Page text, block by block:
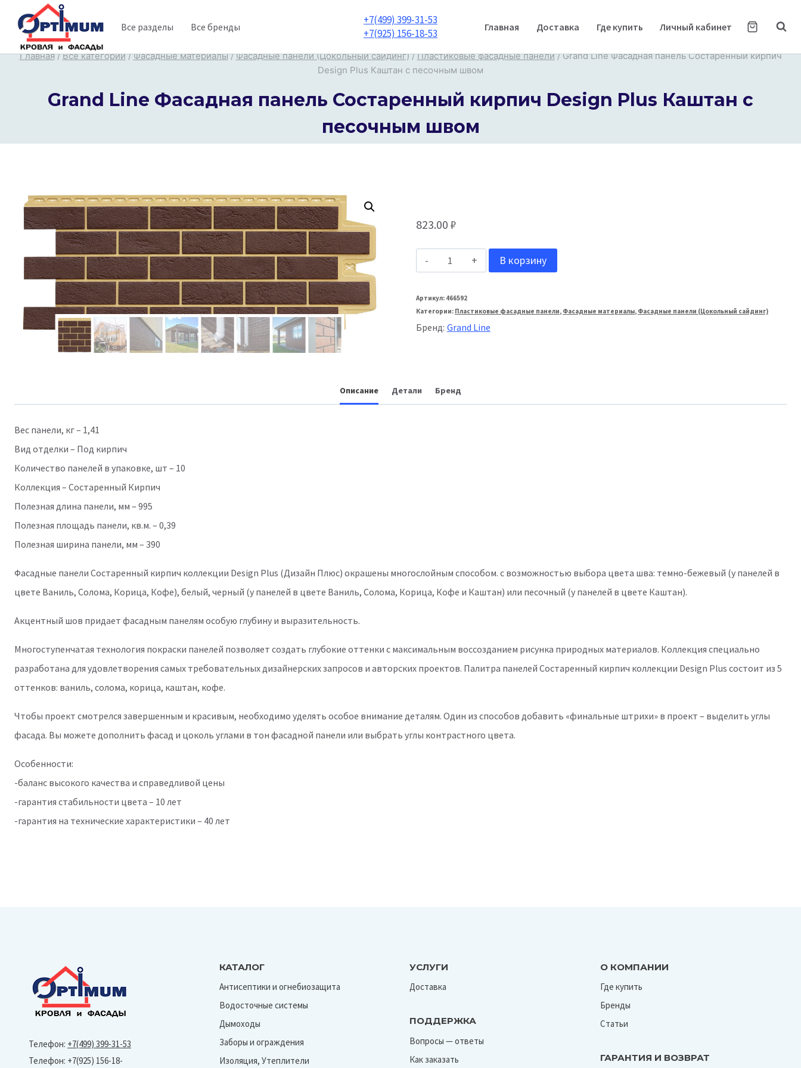
содержимому
Все разделы Все бренды
+7(499) 399-31-53
+7(925) 156-18-53
Главная Доставка Где купить Личный кабинет
Главная / Все категории / Фасадные материалы / Фасадные панели (Цокольный сайдинг) / Пластиковые фасадные панели / Grand Line Фасадная панель Состаренный кирпич
Design Plus Каштан с песочным швом
Grand Line Фасадная панель Состаренный кирпич Design Plus Каштан с
песочным швом
823.00 ₽
Количество
Grand
Line
Фасадная
кирпич
В корзину
Артикул: 466592
Категории: Пластиковые фасадные панели, Фасадные материалы, Фасадные панели (Цокольный сайдинг)
Бренд: Grand Line
Описание Детали Бренд
Вес панели, кг – 1,41
Вид отделки – Под кирпич
Количество панелей в упаковке, шт – 10
Коллекция – Состаренный Кирпич
Полезная длина панели, мм – 995
Полезная площадь панели, кв.м. – 0,39
Полезная ширина панели, мм – 390
Фасадные панели Состаренный кирпич коллекции Design Plus (Дизайн Плюс) окрашены многослойным способом. с возможностью выбора цвета шва: темно-бежевый (у панелей в
цвете Ваниль, Солома, Корица, Кофе), белый, черный (у панелей в цвете Ваниль, Солома, Корица, Кофе и Каштан) или песочный (у панелей в цвете Каштан).
Акцентный шов придает фасадным панелям особую глубину и выразительность.
Многоступенчатая технология покраски панелей позволяет создать глубокие оттенки с максимальным воссозданием рисунка природных материалов. Коллекция специально
разработана для удовлетворения самых требовательных дизайнерских запросов и авторских проектов. Палитра панелей Состаренный кирпич коллекции Design Plus состоит из 5
оттенков: ваниль, солома, корица, каштан, кофе.
Чтобы проект смотрелся завершенным и красивым, необходимо уделять особое внимание деталям. Один из способов добавить «финальные штрихи» в проект – выделить углы
фасада. Вы можете дополнить фасад и цоколь углами в тон фасадной панели или выбрать углы контрастного цвета.
Особенности:
-баланс высокого качества и справедливой цены
-гарантия стабильности цвета – 10 лет
-гарантия на технические характеристики – 40 лет
Телефон: +7(499) 399-31-53
Телефон: +7(925) 156-18-
КАТАЛОГ
Антисептики и огнебиозащита
Водосточные системы
Дымоходы
Заборы и ограждения
Изоляция, Утеплители
УСЛУГИ
Доставка
ПОДДЕРЖКА
Вопросы — ответы
Как заказать
О КОМПАНИИ
Где купить
Бренды
Статьи
ГАРАНТИЯ И ВОЗВРАТ